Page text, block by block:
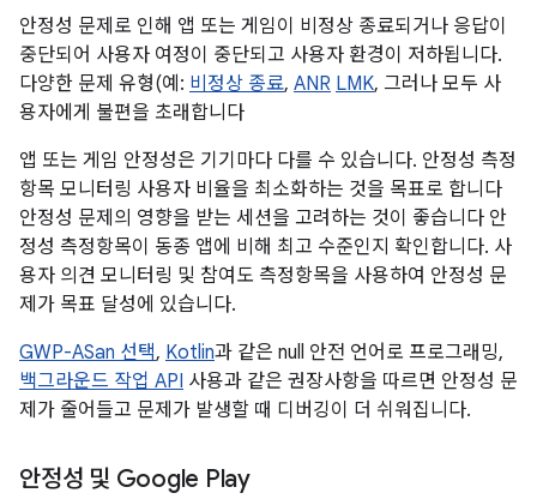
안정성 문제로 인해 앱 또는 게임이 비정상 종료되거나 응답이
중단되어 사용자 여정이 중단되고 사용자 환경이 저하됩니다.
다양한 문제 유형(예: 비정상 종료, ANR LMK, 그러나 모두 사
용자에게 불편을 초래합니다
앱 또는 게임 안정성은 기기마다 다를 수 있습니다. 안정성 측정
항목 모니터링 사용자 비율을 최소화하는 것을 목표로 합니다
안정성 문제의 영향을 받는 세션을 고려하는 것이 좋습니다 안
정성 측정항목이 동종 앱에 비해 최고 수준인지 확인합니다. 사
용자 의견 모니터링 및 참여도 측정항목을 사용하여 안정성 문
제가 목표 달성에 있습니다.
GWP-ASan 선택, Kotlin과 같은 null 안전 언어로 프로그래밍,
백그라운드 작업 API 사용과 같은 권장사항을 따르면 안정성 문
제가 줄어들고 문제가 발생할 때 디버깅이 더 쉬워집니다.
안정성 및 Google Play